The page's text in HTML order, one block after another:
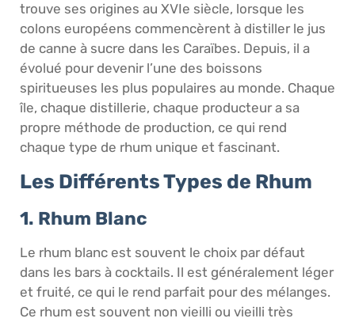
trouve ses origines au XVIe siècle, lorsque les
colons européens commencèrent à distiller le jus
de canne à sucre dans les Caraïbes. Depuis, il a
évolué pour devenir l’une des boissons
spiritueuses les plus populaires au monde. Chaque
île, chaque distillerie, chaque producteur a sa
propre méthode de production, ce qui rend
chaque type de rhum unique et fascinant.
Les Différents Types de Rhum
1. Rhum Blanc
Le rhum blanc est souvent le choix par défaut
dans les bars à cocktails. Il est généralement léger
et fruité, ce qui le rend parfait pour des mélanges.
Ce rhum est souvent non vieilli ou vieilli très